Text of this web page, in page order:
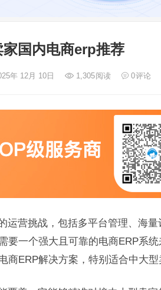
家国内电商erp推荐
年 12月 10日 1,305阅读 0评论
运营挑战，包括多平台管理、海
要一个强大且可靠的电商ERP系
ERP解决方案，特别适合中大型